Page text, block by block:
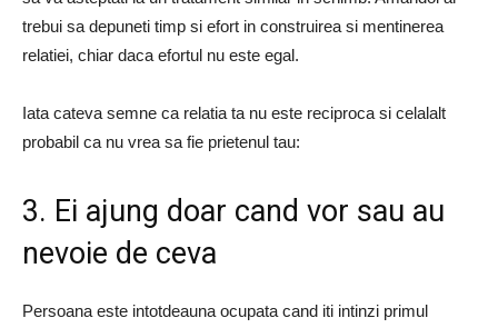
trebui sa depuneti timp si efort in construirea si mentinerea
relatiei, chiar daca efortul nu este egal.
Iata cateva semne ca relatia ta nu este reciproca si celalalt
probabil ca nu vrea sa fie prietenul tau:
3. Ei ajung doar cand vor sau au
nevoie de ceva
Persoana este intotdeauna ocupata cand iti intinzi primul